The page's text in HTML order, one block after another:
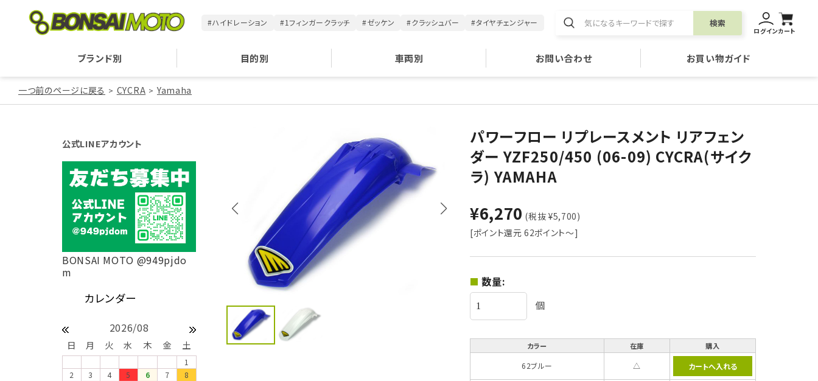
#ハイドレーション #1フィンガークラッチ #ゼッケン #クラッシュバー #タイヤチェンジャー 検索
ログインカート
ブランド別 目的別 車両別 お問い合わせ お買い物ガイド
一つ前のページに戻る CYCRA Yamaha
パワーフロー リプレースメント リアフェン
ダー YZF250/450 (06-09) CYCRA(サイク
ラ) YAMAHA
¥6,270 (税抜 ¥5,700)
[ポイント還元 62ポイント～]
数量:
個
カラー 在庫 購入
62ブルー △
公式LINEアカウント
BONSAI MOTO @949pjdo
m
2026/08
日 月 火 水 木 金 土
1
2
3 4 5 6 7
8